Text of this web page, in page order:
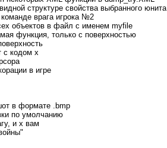
структуре свойства выбранного юнита
врага игрока №2
объектов в файл с именем myfile
функция, только с поверхностью
с кодом х
в игре
в формате .bmp
по умолчанию
и x вам